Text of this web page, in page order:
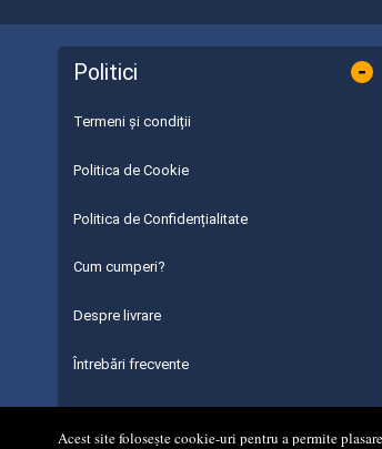
Acest site folosește cookie-uri pentru a permite
Politici -
Termeni și condiții
Politica de Cookie
Politica de Confidențialitate
Cum cumperi?
Despre livrare
Întrebări frecvente